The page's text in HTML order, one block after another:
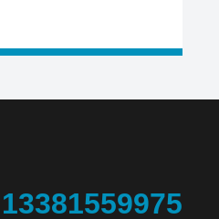
13381559975